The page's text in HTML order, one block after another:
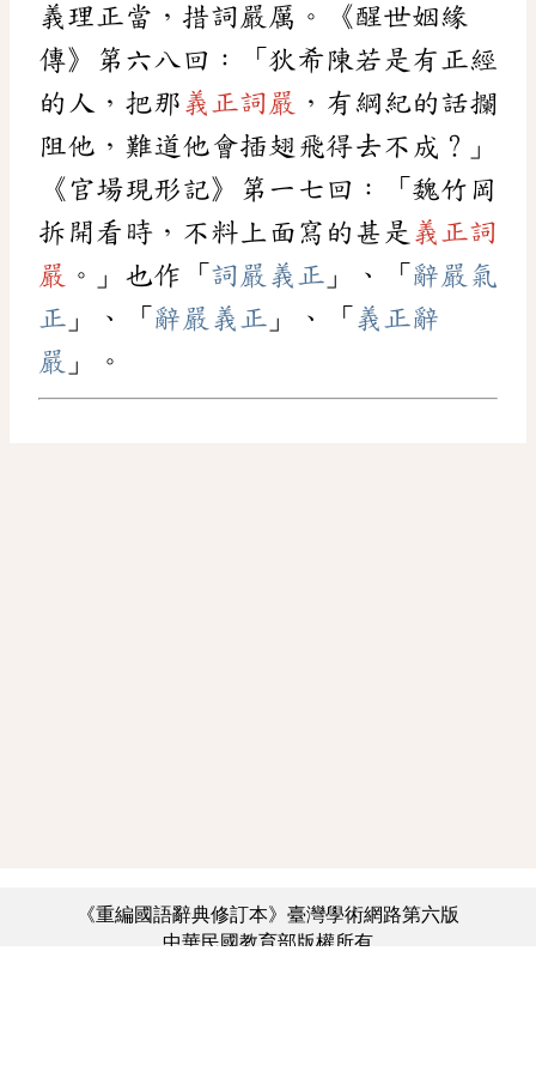
義理正當，措詞嚴厲。《醒世姻緣
傳》第六八回：「狄希陳若是有正經
的人，把那 義正詞嚴 ，有綱紀的話攔
阻他，難道他會插翅飛得去不成？」
《官場現形記》第一七回：「魏竹岡
拆開看時，不料上面寫的甚是 義正詞
嚴 。」也作「 詞嚴義正 」、「 辭嚴氣
正 」、「 辭嚴義正 」、「 義正辭
嚴 」。
《重編國語辭典修訂本》臺灣學術網路第六版
中華民國教育部版權所有